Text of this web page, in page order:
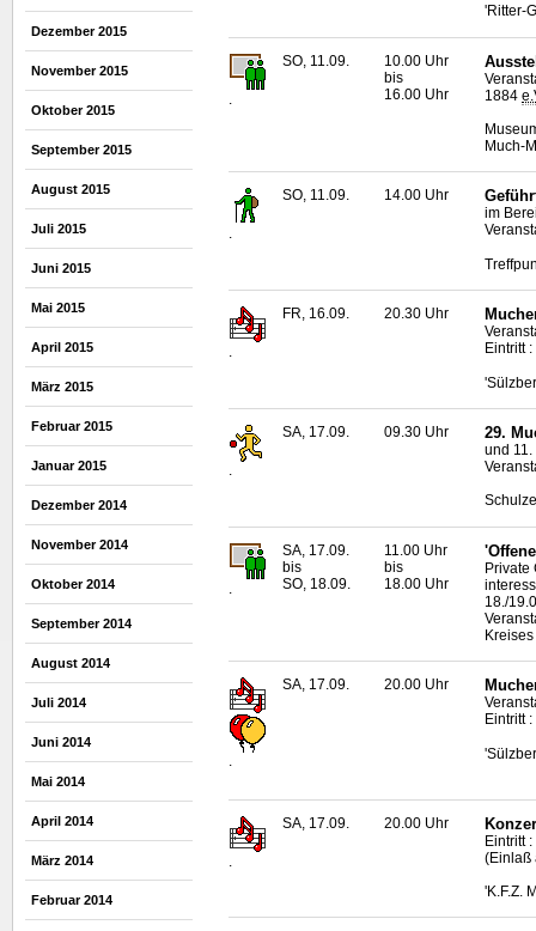
Dezember 2015
November 2015
Oktober 2015
September 2015
August 2015
Juli 2015
Juni 2015
Mai 2015
April 2015
März 2015
Februar 2015
Januar 2015
Dezember 2014
November 2014
Oktober 2014
September 2014
August 2014
Juli 2014
Juni 2014
Mai 2014
April 2014
März 2014
Februar 2014
'Ritter-
SO, 11.09.
10.00 Uhr
bis
16.00 Uhr
1884
Much-
.
SO, 11.09. 14.00 Uhr
im
.
FR, 16.09. 20.30 Uhr
Eintritt
.
SA, 17.09. 09.30 Uhr 29.
und
SA, 17.09.
bis
SO, 18.09.
11.00 Uhr
bis
18.00 Uhr
Private
18./
.
SA, 17.09. 20.00 Uhr
Eintritt
SA, 17.09. 20.00 Uhr
Eintritt
(Einlaß
'K.F.Z.